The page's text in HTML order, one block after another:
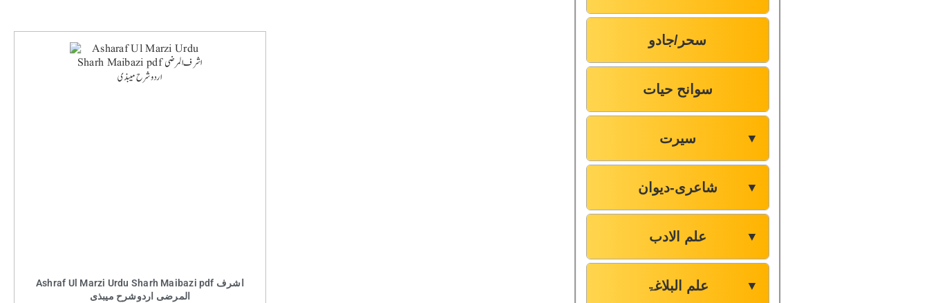
Ashraf Ul Marzi Urdu Sharh Maibazi pdf اشرف
المرضی اردوشرح میبذی
سحر/جادو
سوانح حیات
سیرت ▼
شاعری-دیوان ▼
علم الادب ▼
علم البلاغۃ ▼